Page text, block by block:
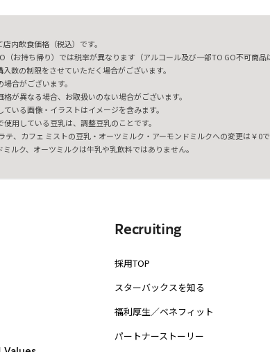
内飲食価格（税込）です。
（お持ち帰り）では税率が異なります（アルコール及び一部TO GO不可商品
数の制限をさせていただく場合がございます。
合がございます。
格が異なる場合、お取扱いのない場合がございます。
いる画像・イラストはイメージを含みます。
使用している豆乳は、調整豆乳のことです。
テ、カフェ ミストの豆乳・オーツミルク・アーモンドミルクへの変更は￥0で
ミルク、オーツミルクは牛乳や乳飲料ではありません。
Recruiting
採用TOP
スターバックスを知る
福利厚生／ベネフィット
パートナーストーリー